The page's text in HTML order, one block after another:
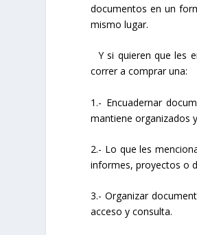
documentos en un
mismo lugar.
Y si quieren que les
correr a comprar una:
1.- Encuadernar
mantiene organizados
2.- Lo que les
informes, proyectos o
3.- Organizar
acceso y consulta.